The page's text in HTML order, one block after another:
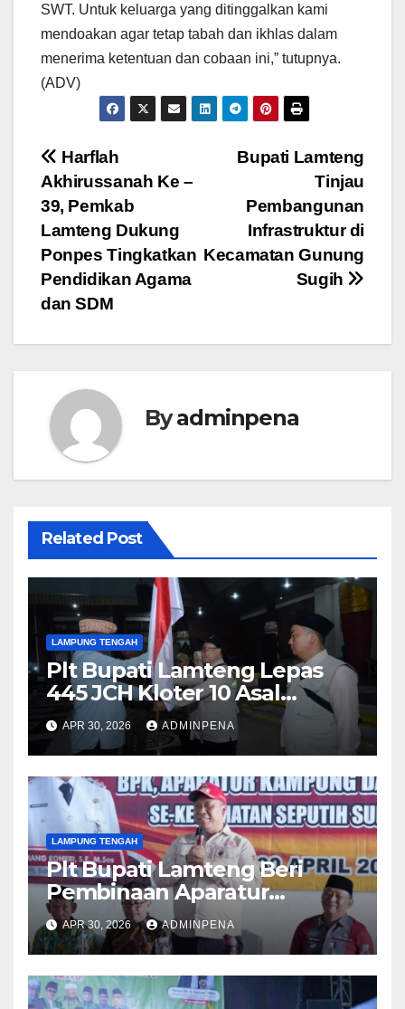
SWT. Untuk keluarga yang ditinggalkan kami
mendoakan agar tetap tabah dan ikhlas dalam
menerima ketentuan dan cobaan ini,” tutupnya.
(ADV)
Navigasi
pos
Bupati Lamteng
Tinjau
Pembangunan
Infrastruktur di
Kecamatan Gunung
Sugih
Harflah
Akhirussanah Ke –
39, Pemkab
Lamteng Dukung
Ponpes Tingkatkan
Pendidikan Agama
dan SDM
Byadminpena
Related Post
LAMPUNG TENGAH
Plt Bupati Lamteng Lepas
445 JCH Kloter 10 Asal
Lamteng
APR 30, 2026 ADMINPENA
LAMPUNG TENGAH
Plt Bupati Lamteng Beri
Pembinaan Aparatur
Kampung
APR 30, 2026 ADMINPENA